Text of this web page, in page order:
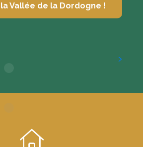
Vallée de la Dordogne !
visites et excursions !